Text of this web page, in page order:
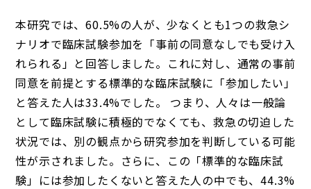
本研究では、60.5%の人が、少なくとも1つの救急シ
ナリオで臨床試験参加を「事前の同意なしでも受け入
れられる」と回答しました。これに対し、通常の事前
同意を前提とする標準的な臨床試験に「参加したい」
と答えた人は33.4%でした。 つまり、人々は一般論
として臨床試験に積極的でなくても、救急の切迫した
状況では、別の観点から研究参加を判断している可能
性が示されました。さらに、この「標準的な臨床試
験」には参加したくないと答えた人の中でも、44.3%